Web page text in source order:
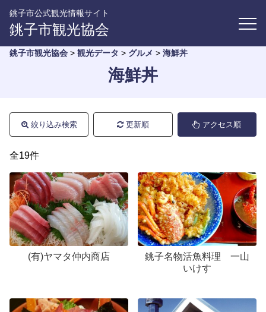
銚子市公式観光情報サイト
銚子市観光協会
銚子市観光協会 > 観光データ > グルメ > 海鮮丼
海鮮丼
絞り込み検索 更新順 アクセス順
全19件
(有)ヤマタ仲内商店
銚子名物活魚料理 一山
いけす